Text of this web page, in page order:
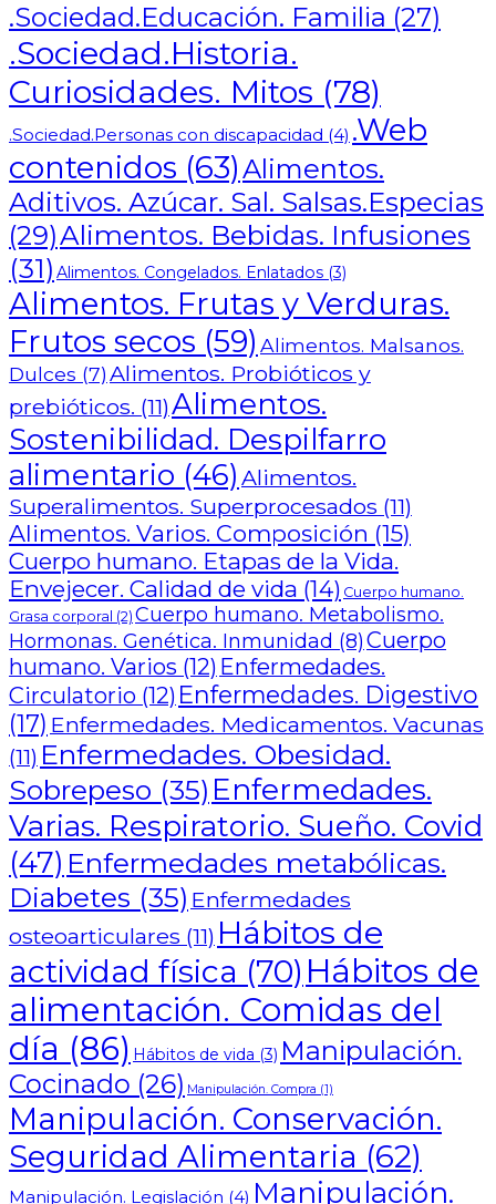
.Sociedad.Educación. Familia (27)
.Sociedad.Historia.
Curiosidades. Mitos (78)
.Sociedad.Personas con discapacidad (4) .Web
contenidos (63)Alimentos.
Aditivos. Azúcar. Sal. Salsas.Especias
(29)Alimentos. Bebidas. Infusiones
(31) Alimentos. Congelados. Enlatados (3)
Alimentos. Frutas y Verduras.
Frutos secos (59) Alimentos. Malsanos.
Dulces (7)Alimentos. Probióticos y
prebióticos. (11)Alimentos.
Sostenibilidad. Despilfarro
alimentario (46) Alimentos.
Superalimentos. Superprocesados (11)
Alimentos. Varios. Composición (15)
Cuerpo humano. Etapas de la Vida.
Envejecer. Calidad de vida (14) Cuerpo humano.
Grasa corporal (2) Cuerpo humano. Metabolismo.
Hormonas. Genética. Inmunidad (8)Cuerpo
humano. Varios (12) Enfermedades.
Circulatorio (12) Enfermedades. Digestivo
(17) Enfermedades. Medicamentos. Vacunas
(11) Enfermedades. Obesidad.
Sobrepeso (35) Enfermedades.
Varias. Respiratorio. Sueño. Covid
(47) Enfermedades metabólicas.
Diabetes (35) Enfermedades
osteoarticulares (11) Hábitos de
actividad física (70) Hábitos de
alimentación. Comidas del
día (86) Hábitos de vida (3) Manipulación.
Cocinado (26) Manipulación. Compra (1)
Manipulación. Conservación.
Seguridad Alimentaria (62)
Manipulación. Legislación (4) Manipulación.